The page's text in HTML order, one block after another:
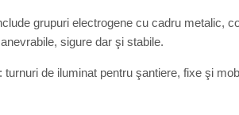
grupuri electrogene cu cadru metalic,
sigure dar şi stabile.
turnuri de iluminat pentru şantiere, fixe şi